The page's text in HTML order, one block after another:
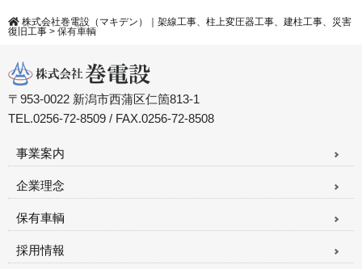
株式会社巻電設（マキデン）｜架線工事、柱上変圧器工事、建柱工事、災害
復旧工事 > 保有車輌
〒953-0022 新潟市西蒲区仁箇813-1
TEL.0256-72-8509 / FAX.0256-72-8508
事業案内
企業理念
保有車輌
採用情報